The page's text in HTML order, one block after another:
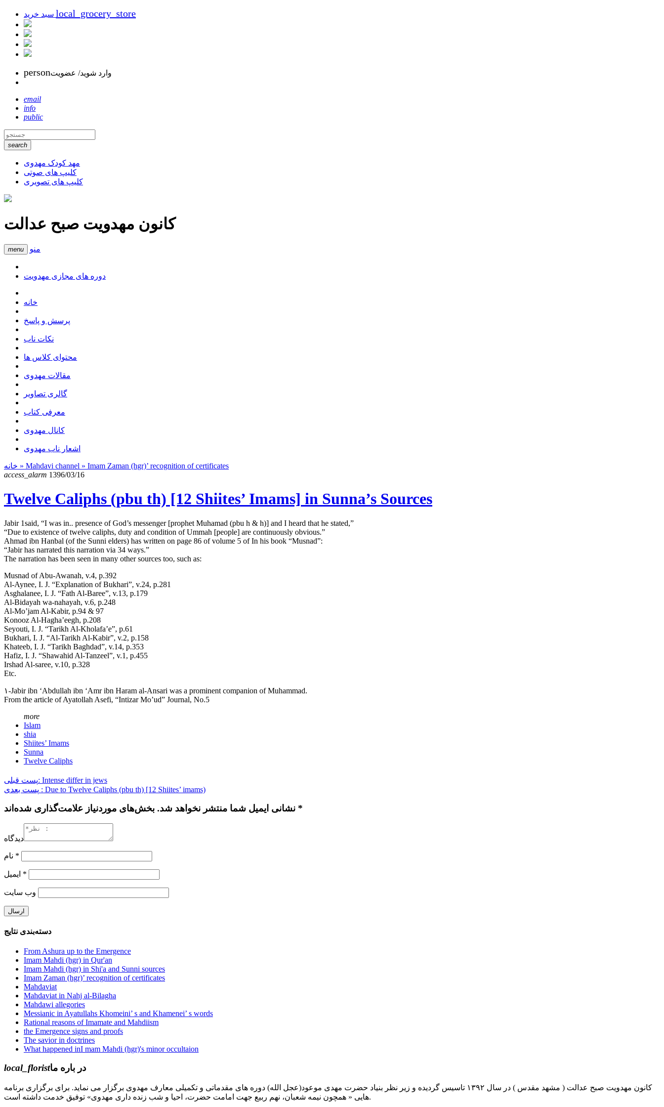
local_grocery_store
personوارد شوید/ عضویت
email
info
public
search
مهد کودک مهدوی
کلیپ های صوتی
کلیپ های تصویری
کانون مهدویت صبح عدالت
menu منو
دوره های مجازی مهدویت
خانه
پرسش و پاسخ
نکات ناب
محتوای کلاس ها
مقالات مهدوی
گالری تصاویر
معرفی کتاب
کانال مهدوی
اشعار ناب مهدوی
» Mahdavi channel » Imam Zaman (hgr)’ recognition of certificates
access_alarm 1396/03/16
Twelve Caliphs (pbu th) [12 Shiites’ Imams] in Sunna’s Sources
Jabir 1said, “I was in.. presence of God’s messenger [prophet Muhamad (pbu h & h)] and I heard that he stated,”
“Due to existence of twelve caliphs, duty and condition of Ummah [people] are continuously obvious.”
Ahmad ibn Hanbal (of the Sunni elders) has written on page 86 of volume 5 of In his book “Musnad”:
“Jabir has narrated this narration via 34 ways.”
The narration has been seen in many other sources too, such as:
Musnad of Abu-Awanah, v.4, p.392
Al-Aynee, I. J. “Explanation of Bukhari”, v.24, p.281
Asghalanee, I. J. “Fath Al-Baree”, v.13, p.179
Al-Bidayah wa-nahayah, v.6, p.248
Al-Mo’jam Al-Kabir, p.94 & 97
Konooz Al-Hagha’eegh, p.208
Seyouti, I. J. “Tarikh Al-Kholafa’e”, p.61
Bukhari, I. J. “Al-Tarikh Al-Kabir”, v.2, p.158
Khateeb, I. J. “Tarikh Baghdad”, v.14, p.353
Hafiz, I. J. “Shawahid Al-Tanzeel”, v.1, p.455
Irshad Al-saree, v.10, p.328
Etc.
۱-Jabir ibn ‘Abdullah ibn ‘Amr ibn Haram al-Ansari was a prominent companion of Muhammad.
From the article of Ayatollah Asefi, “Intizar Mo’ud” Journal, No.5
more
Islam
shia
Shiites’ Imams
Sunna
Twelve Caliphs
پست قبلی: Intense differ in jews
پست بعدی : Due to Twelve Caliphs (pbu th) [12 Shiites’ imams)
نشانی ایمیل شما منتشر نخواهد شد. بخش‌های موردنیاز علامت‌گذاری شده‌اند *
دیدگاه
*
*
وب‌ سایت
دسته‌بندی نتایج
From Ashura up to the Emergence
Imam Mahdi (hgr) in Qur'an
Imam Mahdi (hgr) in Shi'a and Sunni sources
Imam Zaman (hgr)’ recognition of certificates
Mahdaviat
Mahdaviat in Nahj al-Bilagha
Mahdawi allegories
Messianic in Ayatullahs Khomeini’ s and Khamenei’ s words
Rational reasons of Imamate and Mahdiism
the Emergence signs and proofs
The savior in doctrines
What happened inI mam Mahdi (hgr)'s minor occultaion
local_floristدر باره ما
کانون مهدویت صبح عدالت ( مشهد مقدس ) در سال ۱۳۹۲ تاسیس گردیده و زیر نظر بنیاد حضرت مهدی موعود(عجل الله) دوره های مقدماتی و تکمیلی معارف مهدوی برگزار می نماید. برای برگزاری برنامه
هایی « همچون نیمه شعبان، نهم ربیع جهت امامت حضرت، احیا و شب زنده داری مهدوی» توفیق خدمت داشته است.